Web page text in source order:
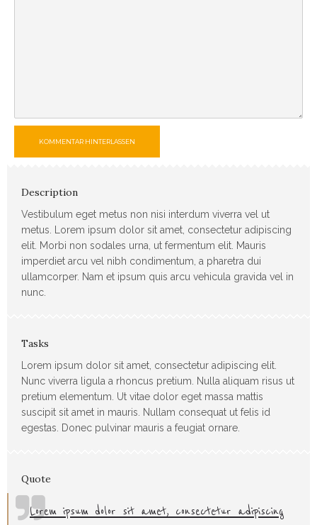
KOMMENTAR HINTERLASSEN
Description
Vestibulum eget metus non nisi interdum viverra vel ut
metus. Lorem ipsum dolor sit amet, consectetur adipiscing
elit. Morbi non sodales urna, ut fermentum elit. Mauris
imperdiet arcu vel nibh condimentum, a pharetra dui
ullamcorper. Nam et ipsum quis arcu vehicula gravida vel in
nunc.
Tasks
Lorem ipsum dolor sit amet, consectetur adipiscing elit.
Nunc viverra ligula a rhoncus pretium. Nulla aliquam risus ut
pretium elementum. Ut vitae dolor eget massa mattis
suscipit sit amet in mauris. Nullam consequat ut felis id
egestas. Donec pulvinar mauris a feugiat ornare.
Quote
Lorem ipsum dolor sit amet, consectetur adipiscing